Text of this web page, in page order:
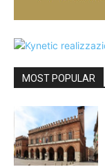
MOST POPULAR